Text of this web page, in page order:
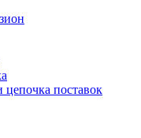
цепочка поставок